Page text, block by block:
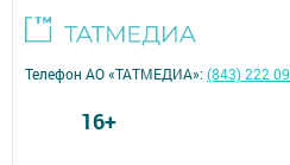
Телефон АО «ТАТМЕДИА»:(843) 222
16+